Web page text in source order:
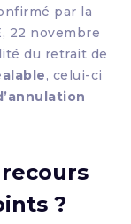
par la
22 novembre
du retrait de
, celui-ci
?